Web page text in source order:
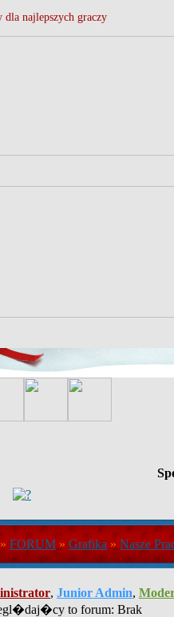
najlepszych graczy
» FORUM » Grafika » Nasze
, Junior Admin,
to forum: Brak